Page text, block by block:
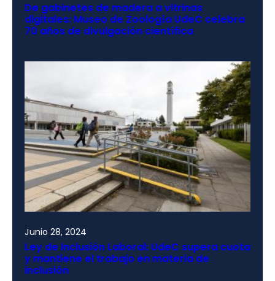
De gabinetes de madera a vitrinas
digitales: Museo de Zoología UdeC celebra
70 años de divulgación científica
Junio 28, 2024
Ley de Inclusión Laboral: UdeC supera cuota
y mantiene el trabajo en materia de
inclusión